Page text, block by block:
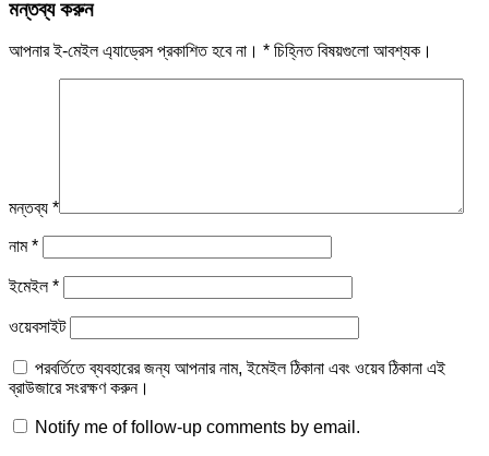
মন্তব্য করুন
আপনার ই-মেইল এ্যাড্রেস প্রকাশিত হবে না। * চিহ্নিত বিষয়গুলো আবশ্যক।
মন্তব্য *
নাম*
ইমেইল*
ওয়েবসাইট
পরবর্তিতে ব্যবহারের জন্য আপনার নাম, ইমেইল ঠিকানা এবং ওয়েব ঠিকানা এই
ব্রাউজারে সংরক্ষণ করুন।
Notify me of follow-up comments by email.